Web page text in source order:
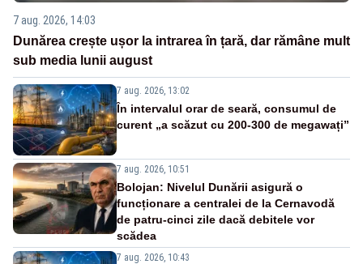
7 aug. 2026, 14:03
Dunărea crește ușor la intrarea în țară, dar rămâne mult
sub media lunii august
7 aug. 2026, 13:02
În intervalul orar de seară, consumul de
curent „a scăzut cu 200-300 de megawați”
7 aug. 2026, 10:51
Bolojan: Nivelul Dunării asigură o
funcționare a centralei de la Cernavodă
de patru-cinci zile dacă debitele vor
scădea
7 aug. 2026, 10:43